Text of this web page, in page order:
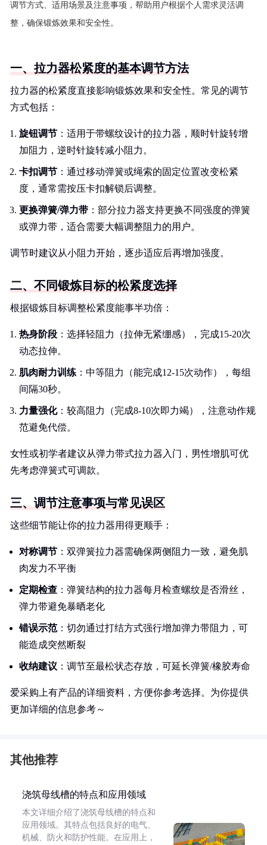
调节方式、适用场景及注意事项，帮助用户根据个人需求灵活调
整，确保锻炼效果和安全性。
一、拉力器松紧度的基本调节方法
拉力器的松紧度直接影响锻炼效果和安全性。常见的调节
方式包括：
旋钮调节 ：适用于带螺纹设计的拉力器，顺时针旋转增
加阻力，逆时针旋转减小阻力。
卡扣调节 ：通过移动弹簧或绳索的固定位置改变松紧
度，通常需按压卡扣解锁后调整。
更换弹簧/弹力带 ：部分拉力器支持更换不同强度的弹簧
或弹力带，适合需要大幅调整阻力的用户。
调节时建议从小阻力开始，逐步适应后再增加强度。
二、不同锻炼目标的松紧度选择
根据锻炼目标调整松紧度能事半功倍：
热身阶段 ：选择轻阻力（拉伸无紧绷感），完成15-20次
动态拉伸。
肌肉耐力训练 ：中等阻力（能完成12-15次动作），每组
间隔30秒。
力量强化：较高阻力（完成8-10次即力竭），注意动作规
范避免代偿。
女性或初学者建议从弹力带式拉力器入门，男性增肌可优
先考虑弹簧式可调款。
三、调节注意事项与常见误区
这些细节能让你的拉力器用得更顺手：
对称调节 ：双弹簧拉力器需确保两侧阻力一致，避免肌
肉发力不平衡
定期检查 ：弹簧结构的拉力器每月检查螺纹是否滑丝，
弹力带避免暴晒老化
错误示范：切勿通过打结方式强行增加弹力带阻力，可
能造成突然断裂
收纳建议 ：调节至最松状态存放，可延长弹簧/橡胶寿命
爱采购上有产品的详细资料，方便你参考选择。为你提供
更加详细的信息参考～
其他推荐
浇筑母线槽的特点和应用领域
本文详细介绍了浇筑母线槽的特点和
应用领域。其特点包括良好的电气、
机械、防火和防护性能。在应用上，